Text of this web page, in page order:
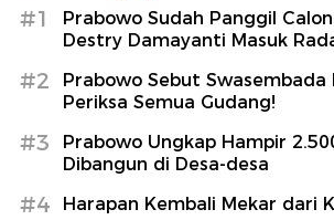
#1
Prabowo Sudah Panggil
Destry Damayanti Masuk
#2
Prabowo Sebut Swasembada
Periksa Semua Gudang!
#3
Prabowo Ungkap Hampir
Dibangun di Desa-desa
#4 Harapan Kembali Mekar dari